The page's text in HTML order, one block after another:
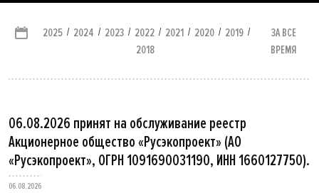
2025 / 2024 / 2023 / 2022 / 2021 / 2020 / 2019 /
2018
ЗА ВСЕ
ВРЕМЯ
06.08.2026 принят на обслуживание реестр
Акционерное общество «Русэкопроект» (АО
«Русэкопроект», ОГРН 1091690031190, ИНН 1660127750).
06.08.2026